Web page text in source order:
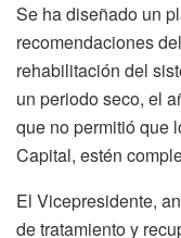
Se ha diseñado un
recomendaciones
rehabilitación del
un periodo seco, el
que no permitió que
Capital, estén
El Vicepresidente,
de tratamiento y